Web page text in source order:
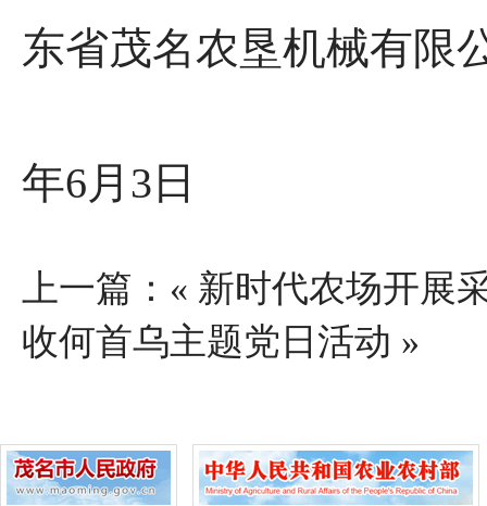
东省茂名农垦机械有限
年6月3日
上一篇：« 新时代农场开展
收何首乌主题党日活动 »